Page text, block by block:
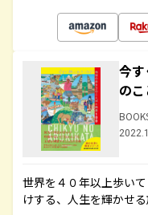
今
の
世界を４０年以上歩い
けする、人生を輝かせ